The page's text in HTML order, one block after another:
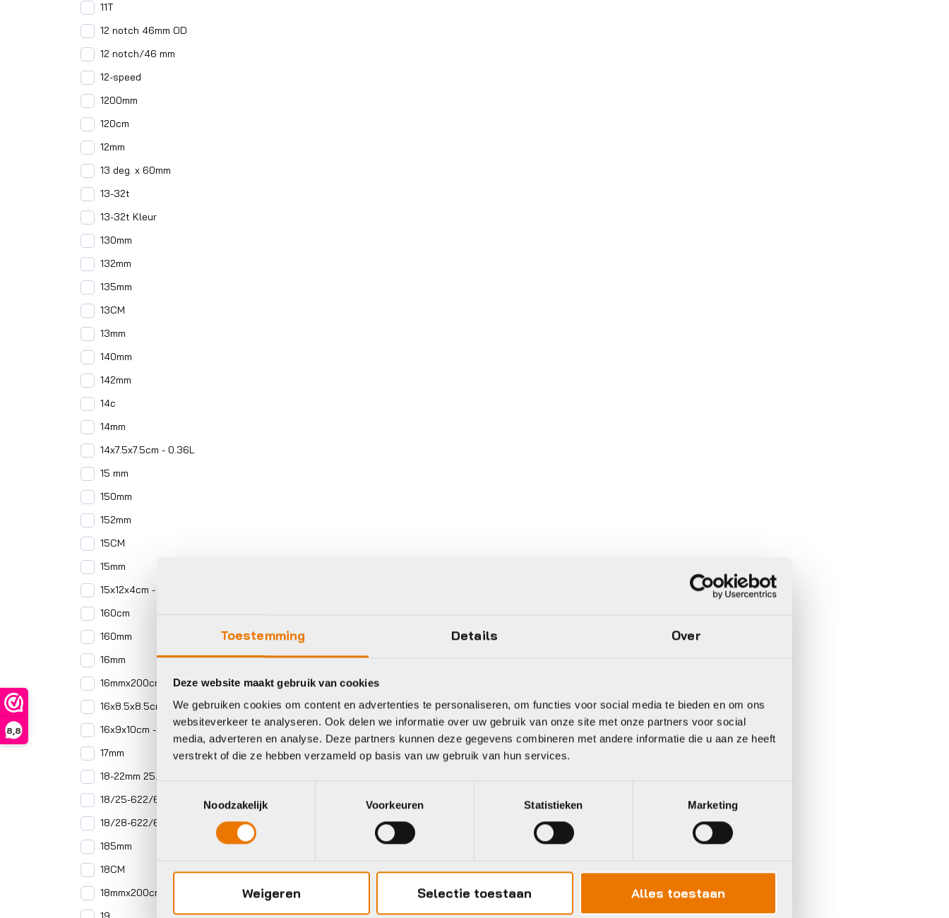
Toestemming Details Over
Deze website maakt gebruik van cookies
We gebruiken cookies om content en advertenties te personaliseren, om functies voor social media te bieden en om ons
websiteverkeer te analyseren. Ook delen we informatie over uw gebruik van onze site met onze partners voor social
media, adverteren en analyse. Deze partners kunnen deze gegevens combineren met andere informatie die u aan ze heeft
verstrekt of die ze hebben verzameld op basis van uw gebruik van hun services.
Noodzakelijk
Voorkeuren Statistieken Marketing
Weigeren Selectie toestaan Alles toestaan
8,8
11T
12 notch 46mm OD
12 notch/46 mm
12-speed
1200mm
120cm
12mm
13 deg. x 60mm
13-32t
13-32t Kleur
130mm
132mm
135mm
13CM
13mm
140mm
142mm
14c
14mm
14x7.5x7.5cm - 0.36L
15 mm
150mm
152mm
15CM
15mm
15x12x4cm - 0.72L
160cm
160mm
16mm
16mmx200cm
16x8.5x8.5cm -0.52L
16x9x10cm - 0.69L
17mm
18-22mm 25.4mm cap
18/25-622/630
18/28-622/630
185mm
18CM
18mmx200cm